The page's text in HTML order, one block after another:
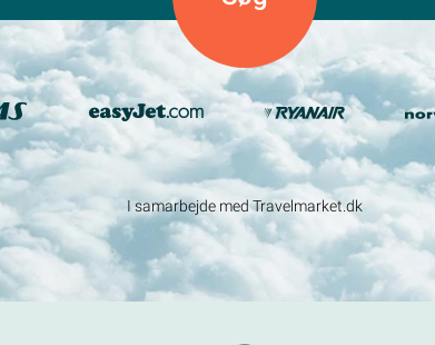
I samarbejde med Travelmarket.dk